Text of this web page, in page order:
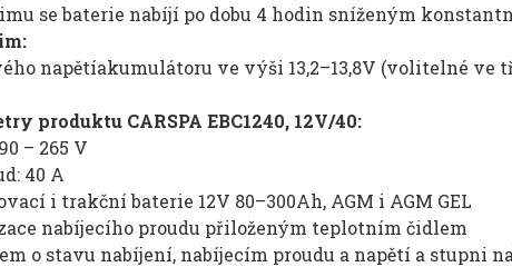
se baterie nabíjí po dobu 4 hodin sníženým
napětíakumulátoru ve výši 13,2–13,8V (volitelné ve
produktu CARSPA EBC1240, 12V/40:
– 265 V
40 A
i trakční baterie 12V 80–300Ah, AGM i AGM GEL
nabíjecího proudu přiloženým teplotním čidlem
o stavu nabíjení, nabíjecím proudu a napětí a stupni